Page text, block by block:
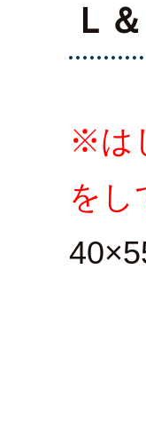
Ｌ
※は
をし